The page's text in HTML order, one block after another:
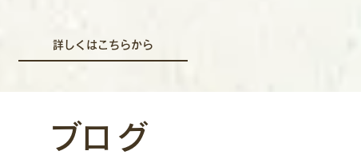
詳しくはこちらから
​ブログ